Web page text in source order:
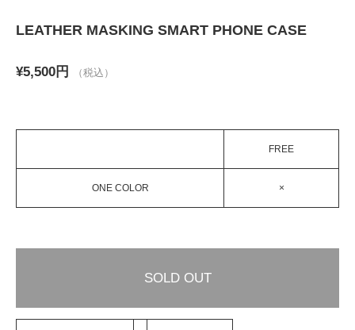
LEATHER MASKING SMART PHONE CASE
¥5,500円 （税込）
FREE
ONE COLOR ×
SOLD OUT